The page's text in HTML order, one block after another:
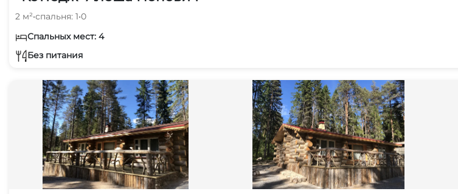
2 м²•спальня: 1•0
Спальных мест: 4
Без питания